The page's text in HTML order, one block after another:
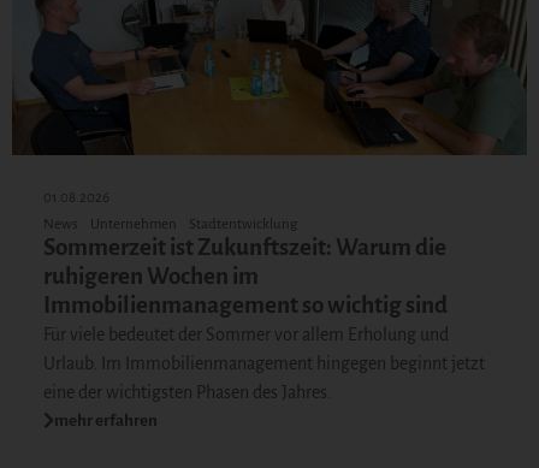
01.08.2026
News
Unternehmen Stadtentwicklung
Sommerzeit ist Zukunftszeit: Warum die
ruhigeren Wochen im
Immobilienmanagement so wichtig sind
Für viele bedeutet der Sommer vor allem Erholung und
Urlaub. Im Immobilienmanagement hingegen beginnt jetzt
eine der wichtigsten Phasen des Jahres.
mehr erfahren